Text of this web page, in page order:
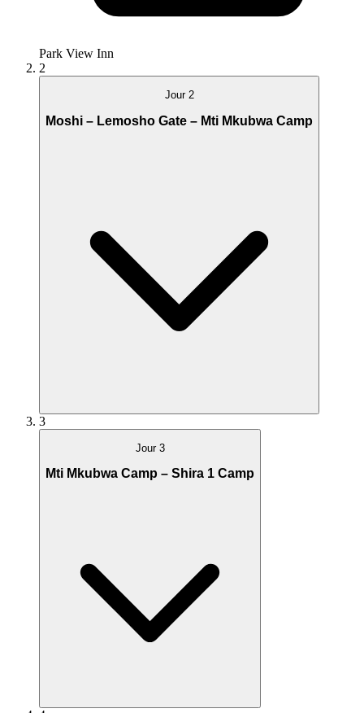
Park View Inn
2
Jour 2
Moshi – Lemosho Gate – Mti Mkubwa Camp
3
Jour 3
Mti Mkubwa Camp – Shira 1 Camp